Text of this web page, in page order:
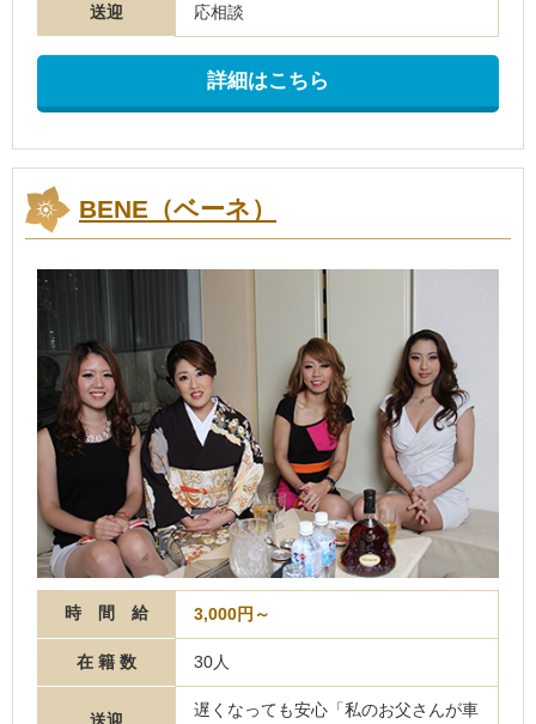
送迎 応相談
詳細はこちら
BENE（ベーネ）
時 間 給 3,000円～
在 籍 数 30人
送迎
遅くなっても安心「私のお父さんが車